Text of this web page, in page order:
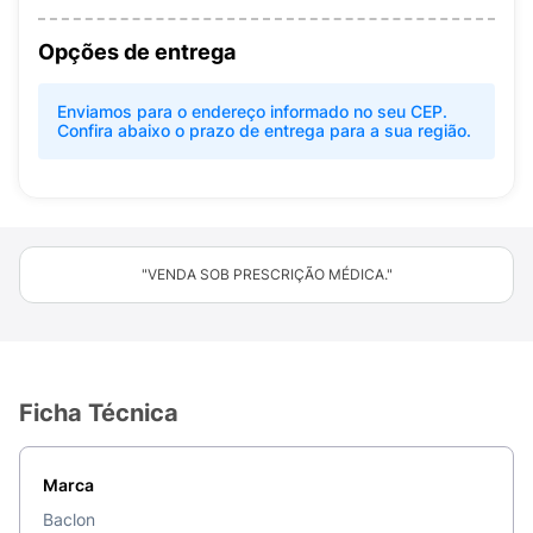
Opções de entrega
Enviamos para o endereço informado no seu CEP.
Confira abaixo o prazo de entrega para a sua região.
"VENDA SOB PRESCRIÇÃO MÉDICA."
Ficha Técnica
Marca
Baclon